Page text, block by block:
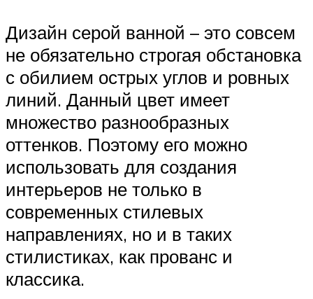
Дизайн серой ванной – это совсем
не обязательно строгая обстановка
с обилием острых углов и ровных
линий. Данный цвет имеет
множество разнообразных
оттенков. Поэтому его можно
использовать для создания
интерьеров не только в
современных стилевых
направлениях, но и в таких
стилистиках, как прованс и
классика.